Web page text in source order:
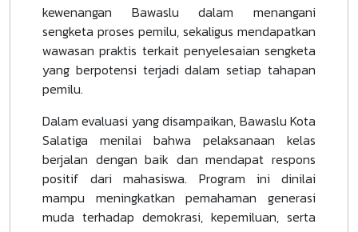
kewenangan Bawaslu dalam menangani
sengketa proses pemilu, sekaligus mendapatkan
wawasan praktis terkait penyelesaian sengketa
yang berpotensi terjadi dalam setiap tahapan
pemilu.
Dalam evaluasi yang disampaikan, Bawaslu Kota
Salatiga menilai bahwa pelaksanaan kelas
berjalan dengan baik dan mendapat respons
positif dari mahasiswa. Program ini dinilai
mampu meningkatkan pemahaman generasi
muda terhadap demokrasi, kepemiluan, serta